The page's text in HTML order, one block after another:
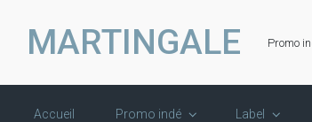
MARTINGALE Promo
Accueil Promo indé Label